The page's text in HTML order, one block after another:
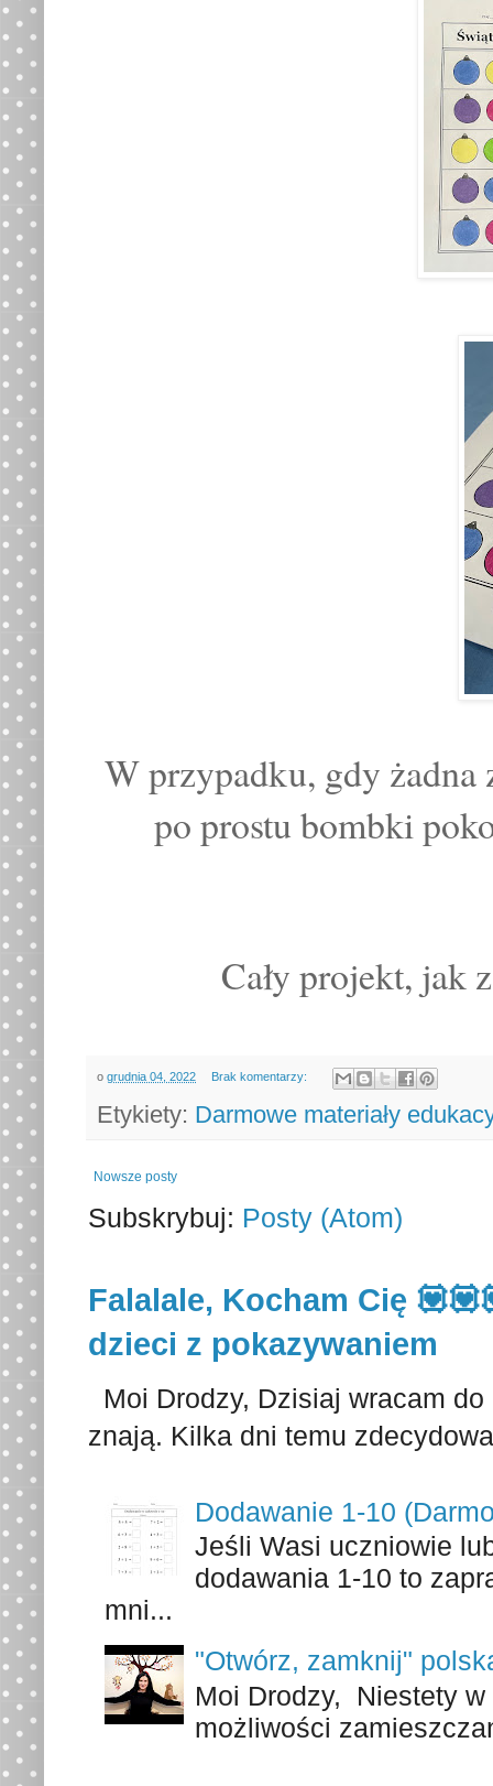
W przypadku, gdy
po prostu bombki
Cały projekt, jak
o grudnia 04, 2022 Brak komentarzy:
Etykiety: Darmowe materiały
Nowsze posty
Subskrybuj: Posty (Atom)
Falalale, Kocham Cię
dzieci z pokazywaniem
Moi Drodzy, Dzisiaj wracam
znają. Kilka dni temu
Dodawanie 1-10
Jeśli Wasi uczniowie
dodawania 1-10 to
mni...
"Otwórz, zamknij"
Moi Drodzy, Niestety w
możliwości